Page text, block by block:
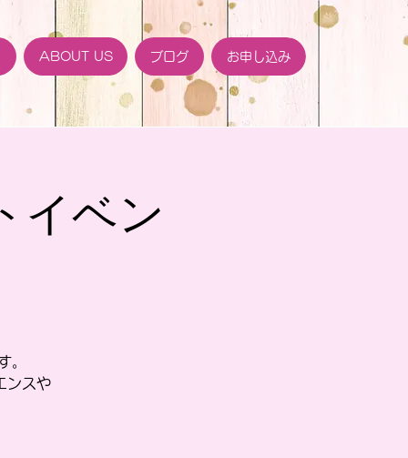
ABOUT US ブログ お申し込み
イベン
。
ンスや